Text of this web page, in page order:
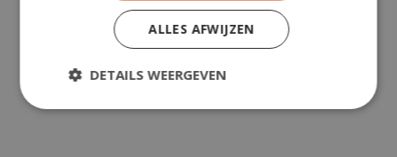
ADD TO CART
ALLES AFWIJZEN
DETAILS WEERGEVEN